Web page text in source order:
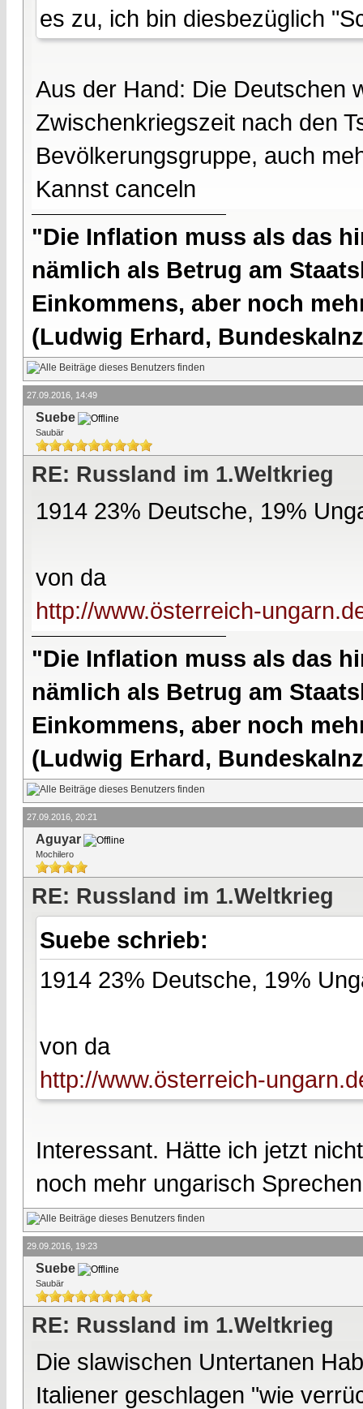
es zu, ich bin diesbezüglich
Aus der Hand: Die Deutschen
Zwischenkriegszeit nach den
Bevölkerungsgruppe, auch
Kannst canceln
"Die Inflation muss als das
nämlich als Betrug am
Einkommens, aber noch
(Ludwig Erhard,
27.09.2016, 14:49
Suebe
Saubär
RE: Russland im 1.Weltkrieg
1914 23% Deutsche, 19%
von da
http://www.österreich-
"Die Inflation muss als das
nämlich als Betrug am
Einkommens, aber noch
(Ludwig Erhard,
27.09.2016, 20:21
Aguyar
Mochilero
RE: Russland im 1.Weltkrieg
Suebe schrieb:
1914 23% Deutsche, 19%
von da
http://www.österreich-
Interessant. Hätte ich jetzt
noch mehr ungarisch
29.09.2016, 19:23
Suebe
Saubär
RE: Russland im 1.Weltkrieg
Die slawischen Untertanen
Italiener geschlagen "wie